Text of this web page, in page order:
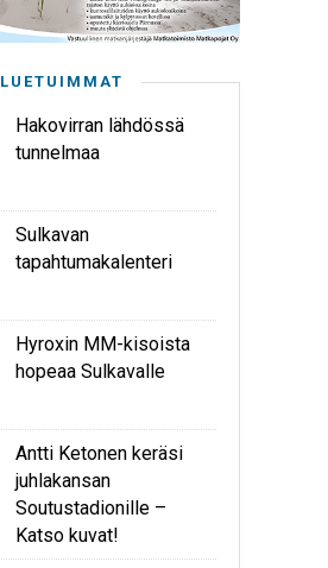
LUETUIMMAT
Hakovirran lähdössä
tunnelmaa
Sulkavan
tapahtumakalenteri
Hyroxin MM-kisoista
hopeaa Sulkavalle
Antti Ketonen keräsi
juhlakansan
Soutustadionille –
Katso kuvat!